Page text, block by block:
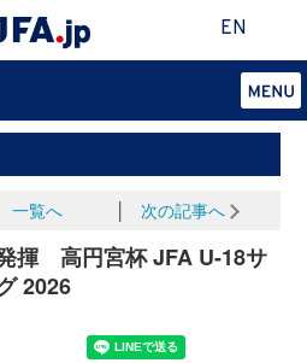
EN
一覧へ 次の記事へ
揮 高円宮杯 JFA U-18サ
2026